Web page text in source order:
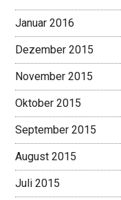
Januar 2016
Dezember 2015
November 2015
Oktober 2015
September 2015
August 2015
Juli 2015